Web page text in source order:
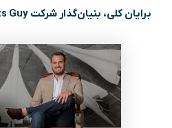
برایان کلی، بنیان‌گذار شرکت Points Guy